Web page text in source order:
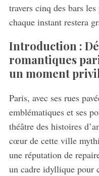
travers cinq des bars
chaque instant restera
Introduction :
romantiques
un moment
Paris, avec ses rues
emblématiques et ses
théâtre des histoires
cœur de cette ville
une réputation de
un cadre idyllique pour